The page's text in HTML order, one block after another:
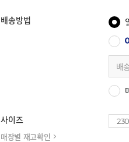
배송방법
배
사이즈
매장별 재고확인
230